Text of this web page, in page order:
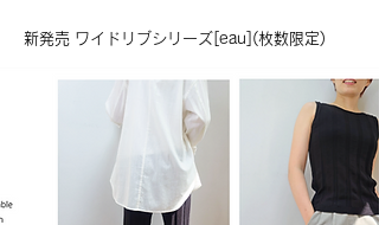
新発売 ワイドリブシリーズ[eau](枚数限定)